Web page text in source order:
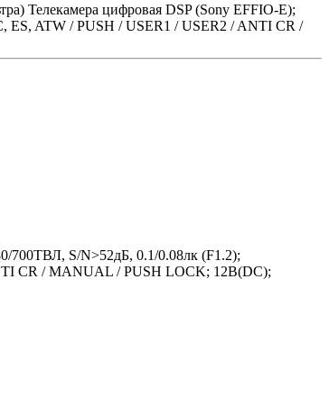
Телекамера цифровая DSP (Sony EFFIO-E);
ATW / PUSH / USER1 / USER2 / ANTI CR /
700ТВЛ, S/N>52дБ, 0.1/0.08лк (F1.2);
CR / MANUAL / PUSH LOCK; 12В(DC);